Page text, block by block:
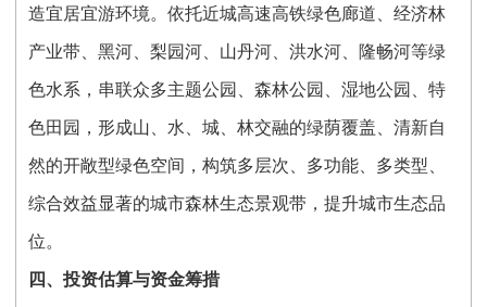
造宜居宜游环境。依托近城高速高铁绿色廊道、经济林
产业带、黑河、梨园河、山丹河、洪水河、隆畅河等绿
色水系，串联众多主题公园、森林公园、湿地公园、特
色田园，形成山、水、城、林交融的绿荫覆盖、清新自
然的开敞型绿色空间，构筑多层次、多功能、多类型、
综合效益显著的城市森林生态景观带，提升城市生态品
位。
四、投资估算与资金筹措